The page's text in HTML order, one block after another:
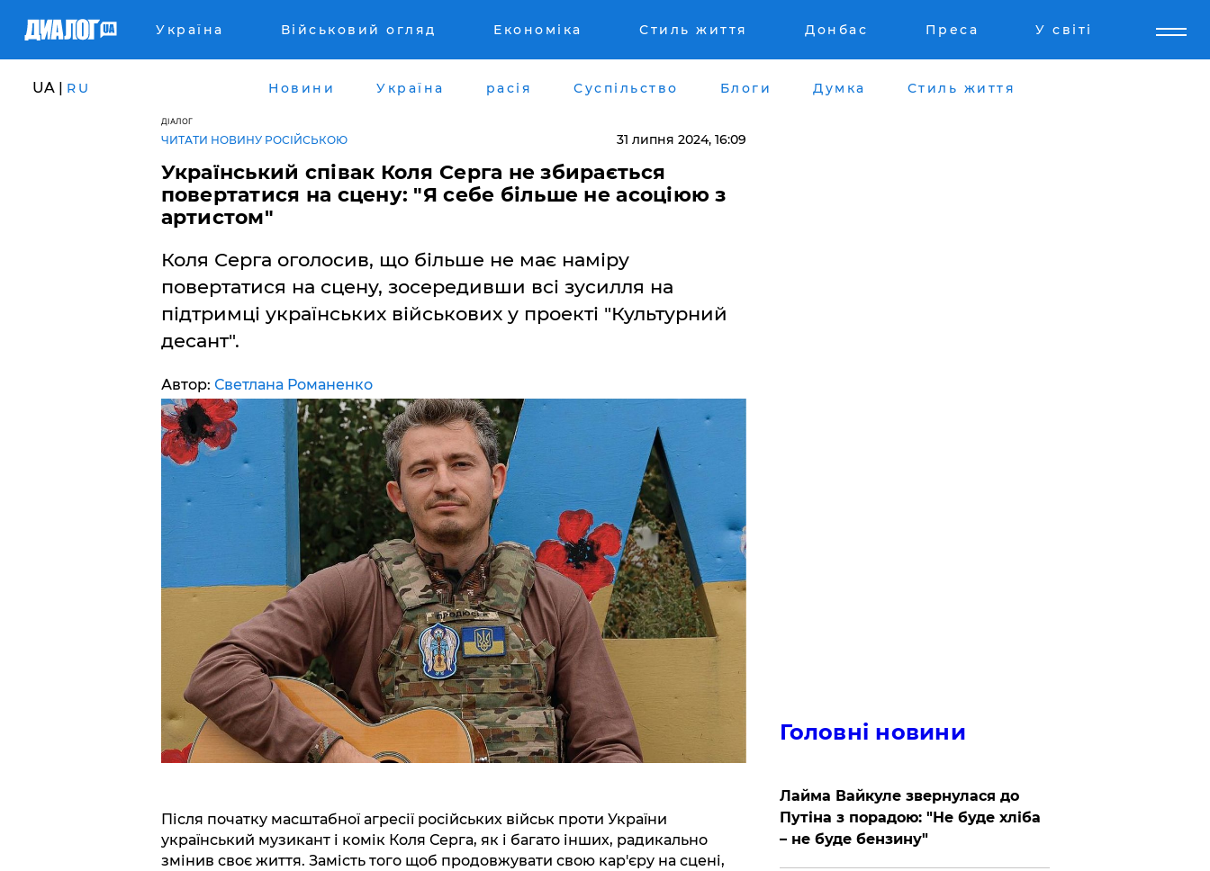
Україна Військовий огляд Економіка Стиль життя Донбас Преса У світі
UA | RU Новини Україна расія Суспільство Блоги Думка Стиль життя
ДІАЛОГ
ЧИТАТИ НОВИНУ РОСІЙСЬКОЮ 31 липня 2024, 16:09
Український співак Коля Серга не збирається
повертатися на сцену: "Я себе більше не асоціюю з
артистом"
Коля Серга оголосив, що більше не має наміру
повертатися на сцену, зосередивши всі зусилля на
підтримці українських військових у проекті "Культурний
десант".
Автор: Светлана Романенко
Після початку масштабної агресії російських військ проти України
український музикант і комік Коля Серга, як і багато інших, радикально
змінив своє життя. Замість того щоб продовжувати свою кар'єру на сцені,
Головні новини
Лайма Вайкуле звернулася до
Путіна з порадою: "Не буде хліба
– не буде бензину"